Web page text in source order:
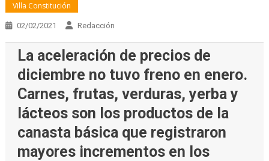
Villa Constitución
02/02/2021 Redacción
La aceleración de precios de
diciembre no tuvo freno en enero.
Carnes, frutas, verduras, yerba y
lácteos son los productos de la
canasta básica que registraron
mayores incrementos en los